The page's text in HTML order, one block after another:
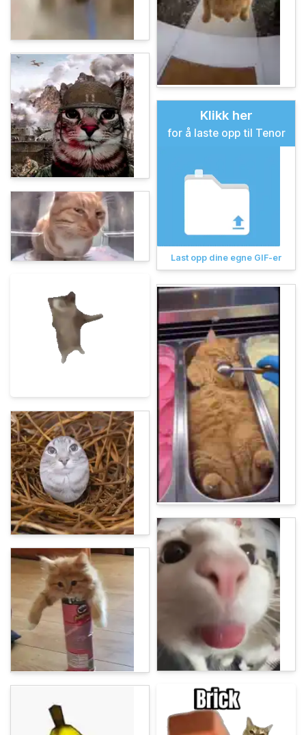
Klikk her
for å laste opp til Tenor
Last opp dine egne GIF-er